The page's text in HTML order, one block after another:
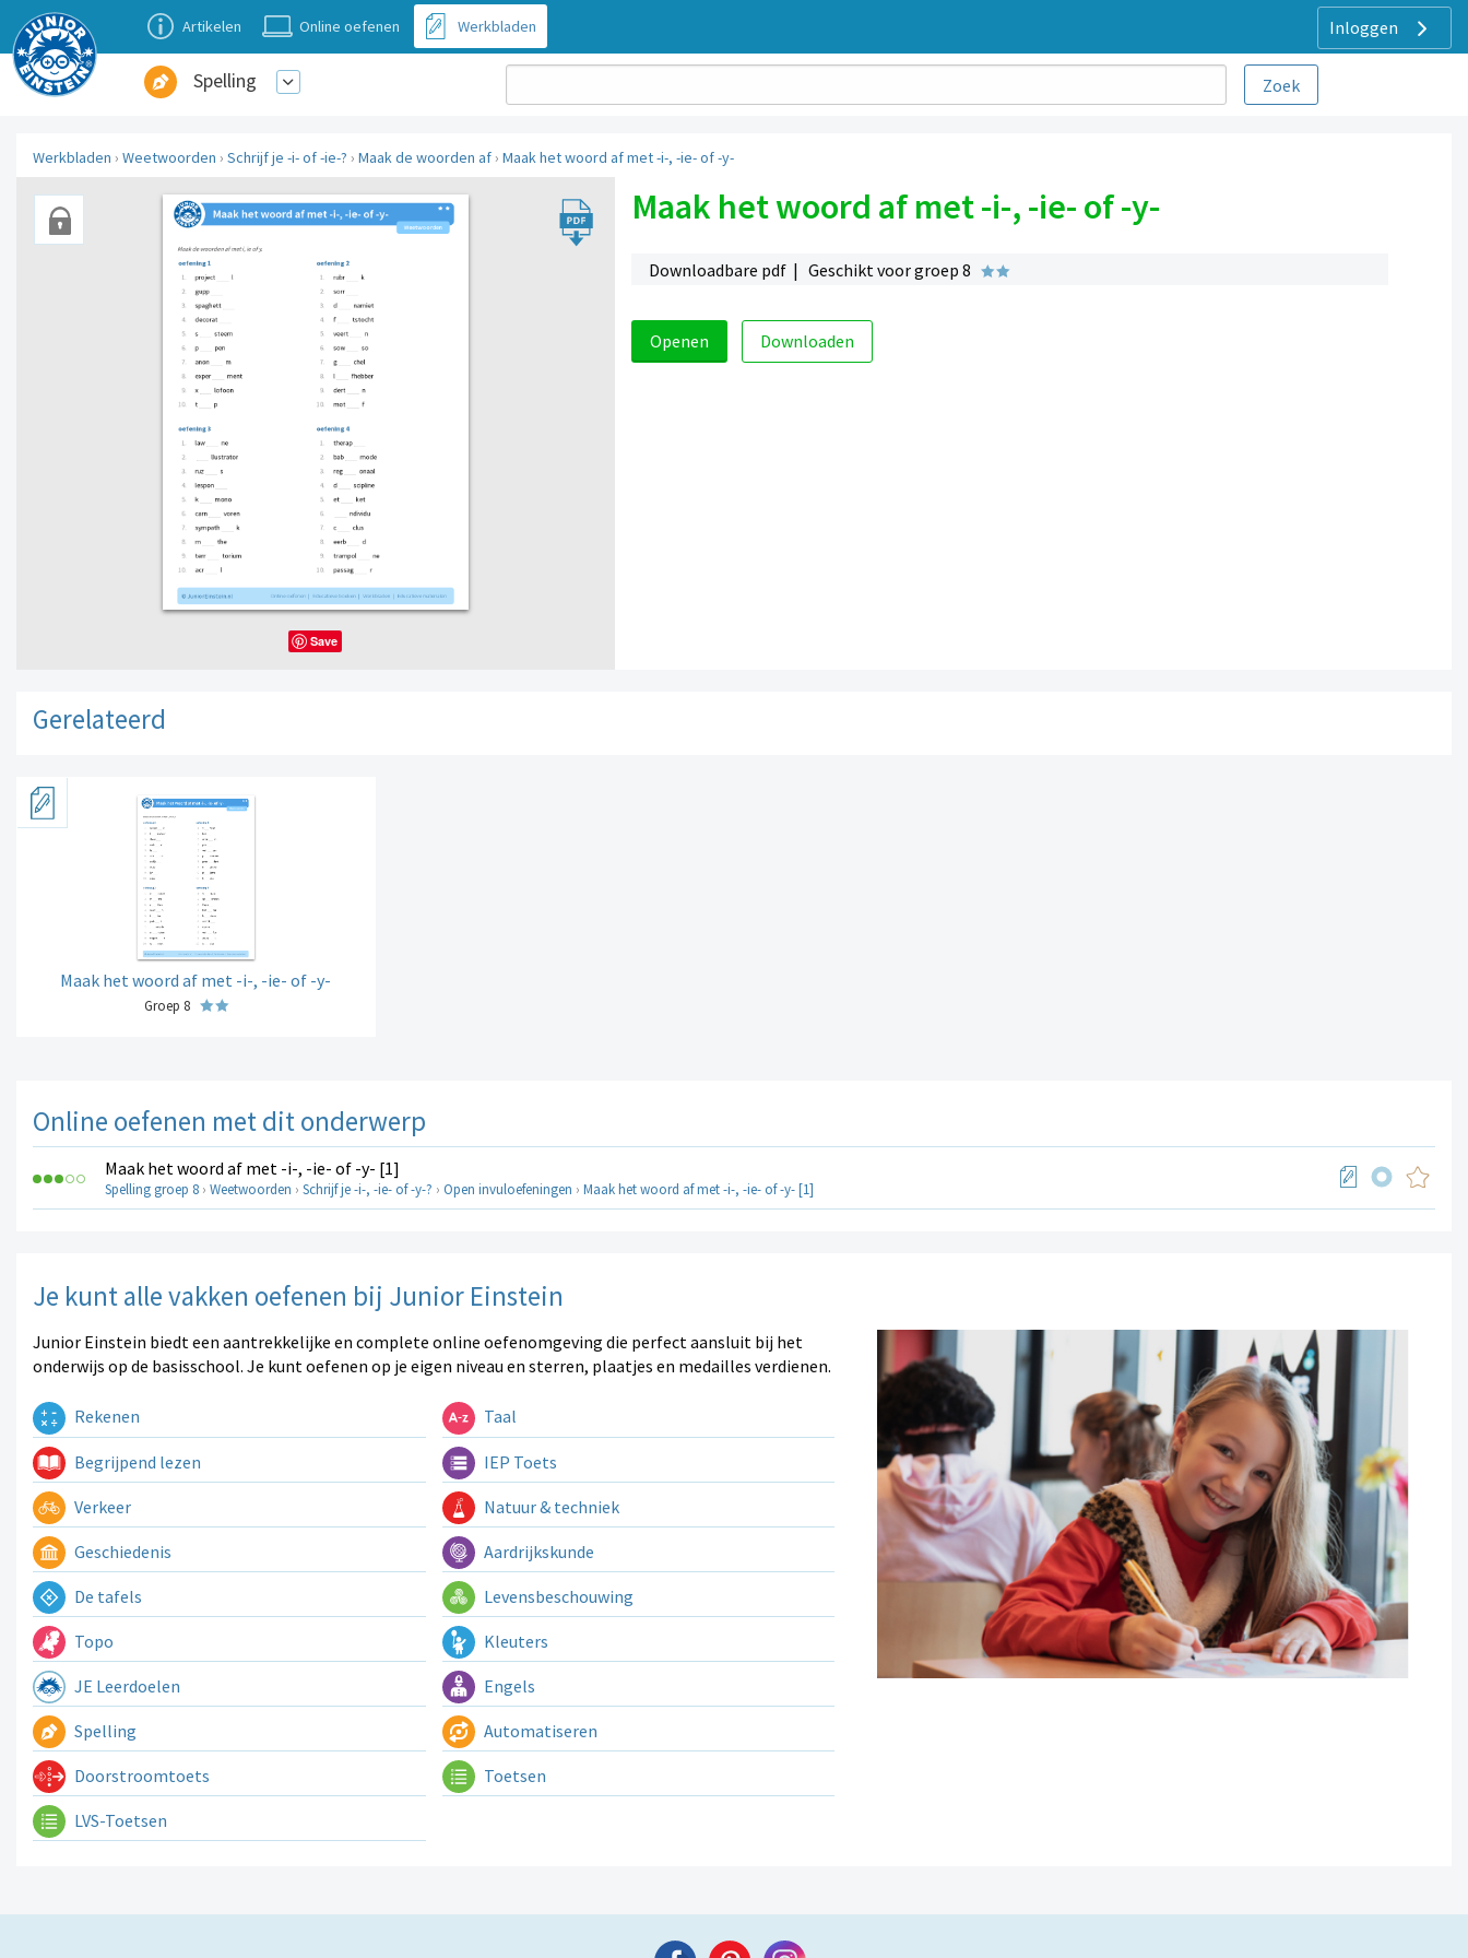
Inloggen
Artikelen Online oefenen Werkbladen
Spelling
Werkbladen › Weetwoorden › Schrijf je -i- of -ie-? › Maak de woorden af › Maak het woord af met -i-, -ie- of -y-
Maak het woord af met -i-, -ie- of -y-
Downloadbare pdf | Geschikt voor groep 8
Openen Downloaden
Save
Gerelateerd
Maak het woord af met -i-, -ie- of -y-
Groep 8
Online oefenen met dit onderwerp
Maak het woord af met -i-, -ie- of -y- [1]
Spelling groep 8 › Weetwoorden › Schrijf je -i-, -ie- of -y-? › Open invuloefeningen › Maak het woord af met -i-, -ie- of -y- [1]
Je kunt alle vakken oefenen bij Junior Einstein
Junior Einstein biedt een aantrekkelijke en complete online oefenomgeving die perfect aansluit bij het
onderwijs op de basisschool. Je kunt oefenen op je eigen niveau en sterren, plaatjes en medailles verdienen.
Rekenen Taal
Begrijpend lezen IEP Toets
Verkeer Natuur & techniek
Geschiedenis Aardrijkskunde
De tafels Levensbeschouwing
Topo Kleuters
JE Leerdoelen Engels
Spelling Automatiseren
Doorstroomtoets Toetsen
LVS-Toetsen